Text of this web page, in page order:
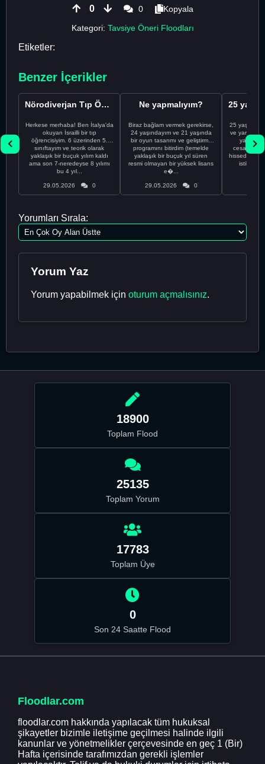
0 0
Kopyala
Kategori: Tavsiye Öneri Floodları
Etiketler:
Benzer İçerikler
Nörodiverjan Tıp Öğrencisi Yeni Bir Yol Arıyor
Herkese merhaba! Ben İtalya'da
okuyan İsrailli bir tıp
öğrencisiyim. 6 üzerinden 5.
sınıftayım ve teorik olarak
yaklaşık bir buçuk yılım kaldı
ama son 7-neredeyse 8 yılımı
bu 4 yıl...
29.05.2026 0
Ne yapmalıyım?
Biraz bağlam vermek gerekirse,
24 yaşındayım ve 21 yaşında
bir oyun tasarımı ve geliştirme
programını bitirdim (temelde
yaklaşık bir buçuk yıl süren
resmi olmayan bir yüksek lisans
e�...
29.05.2026 0
25
ve yanlış
cesaretimin
Yorumları Sırala:
Yorum Yaz
Yorum yapabilmek için oturum açmalısınız.
18900
Toplam Flood
25135
Toplam Yorum
17783
Toplam Üye
0
Son 24 Saatte Flood
Floodlar.com
floodlar.com hakkında yapılacak tüm hukuksal
şikayetler bizimle iletişime geçilmesi halinde ilgili
kanunlar ve yönetmelikler çerçevesinde en geç 1 (Bir)
Hafta içerisinde tarafımızdan gerekli işlemler